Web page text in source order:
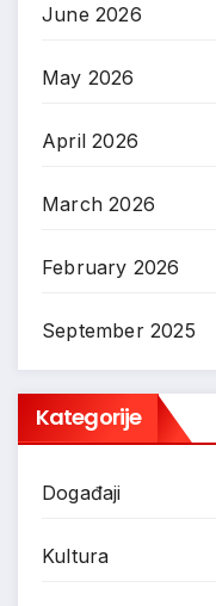
June 2026
May 2026
April 2026
March 2026
February 2026
September 2025
Kategorije
Događaji
Kultura